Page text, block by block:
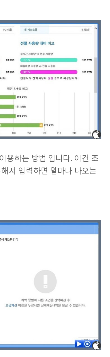
용하는 방법 입니다. 이건 조
서 입력하면 얼마나 나오는